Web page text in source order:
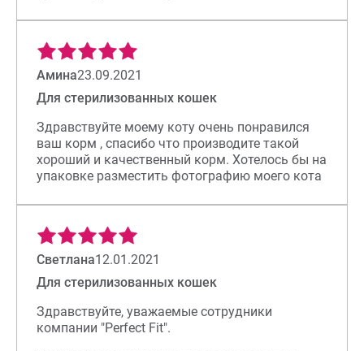
Амина23.09.2021
Для стерилизованных кошек
Здравствуйте моему коту очень понравился
ваш корм , спасибо что производите такой
хороший и качественный корм. Хотелось бы на
упаковке разместить фотографию моего кота
Светлана12.01.2021
Для стерилизованных кошек
Здравствуйте, уважаемые сотрудники
компании "Perfect Fit".